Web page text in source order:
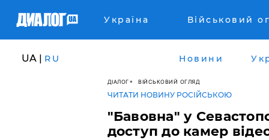
Україна Військовий
UA | RU Новини
ДІАЛОГ ВІЙСЬКОВИЙ ОГЛЯД
ЧИТАТИ НОВИНУ РОСІЙСЬКОЮ
"Бавовна" у
доступ до камер